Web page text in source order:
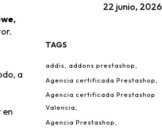
a
en
22 junio, 2026
TAGS
addis
addons prestashop
Agencia certificada Prestashop
Agencia certificada Prestashop
Valencia
Agencia Prestashop